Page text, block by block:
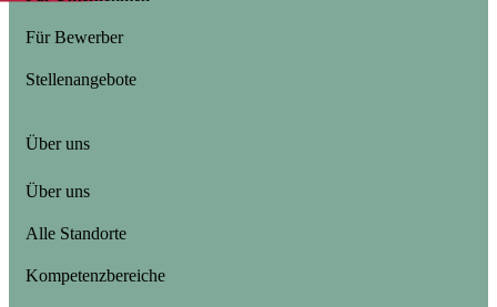
Für Bewerber
Stellenangebote
Über uns
Über uns
Alle Standorte
Kompetenzbereiche